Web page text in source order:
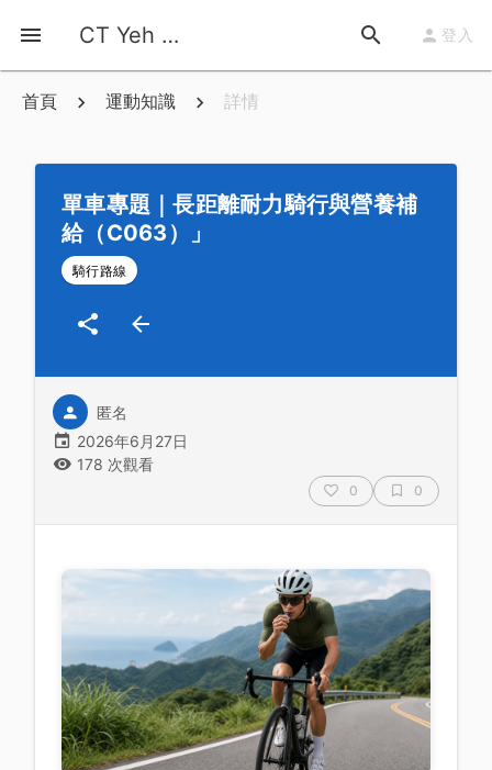
CT Yeh 公路車基地 登入
首頁 運動知識 詳情
單車專題｜長距離耐力騎行與營養補
給（C063）」
騎行路線
匿名
2026年6月27日
178 次觀看
0 0